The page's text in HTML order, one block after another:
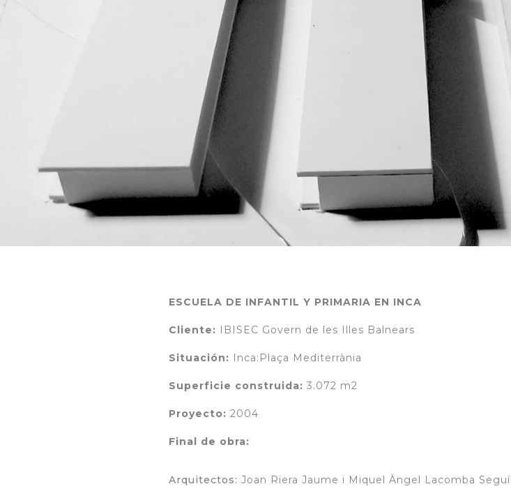
ESCUELA DE INFANTIL Y PRIMARIA EN INCA
Cliente: IBISEC Govern de les Illes Balnears
Situación: Inca:Plaça Mediterrània
Superficie construida: 3.072 m2
Proyecto: 2004
Final de obra:
Arquitectos: Joan Riera Jaume i Miquel Àngel Lacomba Seguí